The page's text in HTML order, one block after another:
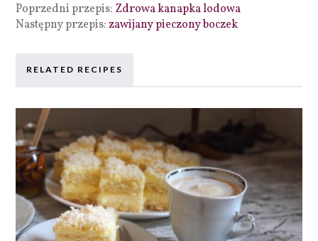
Poprzedni przepis: Zdrowa kanapka lodowa
Następny przepis:zawijany pieczony boczek
RELATED RECIPES